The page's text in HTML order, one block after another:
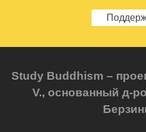
Study Buddhism –
V., основанный д-